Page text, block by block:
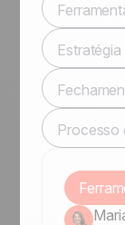
Processo